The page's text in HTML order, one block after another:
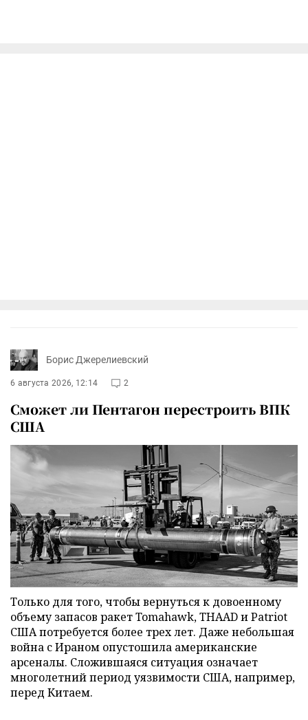
Борис Джерелиевский
6 августа 2026, 12:14 2
Сможет ли Пентагон перестроить ВПК
США
Только для того, чтобы вернуться к довоенному
объему запасов ракет Tomahawk, THAAD и Patriot
США потребуется более трех лет. Даже небольшая
война с Ираном опустошила американские
арсеналы. Сложившаяся ситуация означает
многолетний период уязвимости США, например,
перед Китаем.